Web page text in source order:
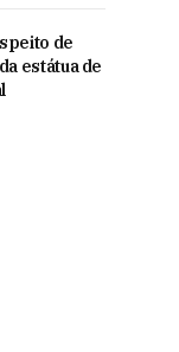
de
estátua de